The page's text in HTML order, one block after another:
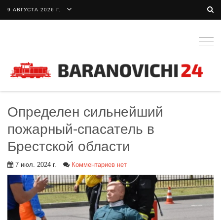
9 АВГУСТА 2026 Г.
Определен сильнейший
пожарный-спасатель в
Брестской области
7 июл. 2024 г. Комментариев нет